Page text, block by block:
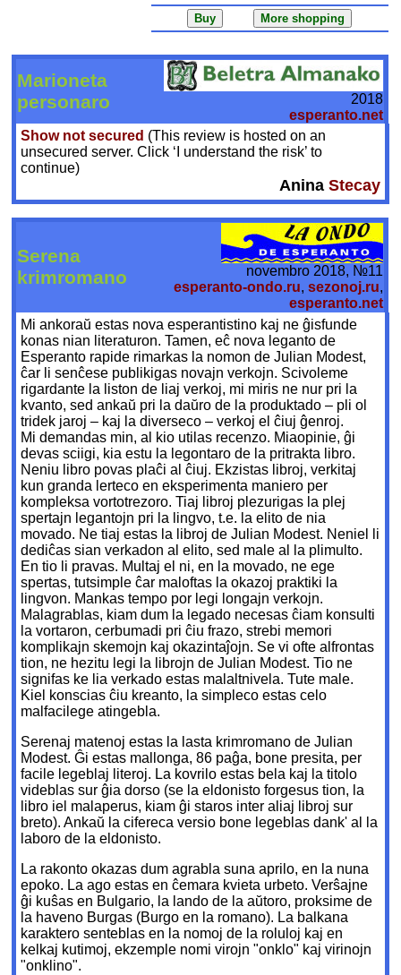
Marioneta
personaro
2018
esperanto.net
Show not secured (This review is hosted on an
unsecured server. Click ‘I understand the risk’ to
continue)
Anina Stecay
Serena
krimromano
novembro 2018, №11
esperanto-ondo.ru,sezonoj.ru,
esperanto.net
Mi ankoraŭ estas nova esperantistino kaj ne ĝisfunde
konas nian literaturon. Tamen, eĉ nova leganto de
Esperanto rapide rimarkas la nomon de Julian Modest,
ĉar li senĉese publikigas novajn verkojn. Scivoleme
rigardante la liston de liaj verkoj, mi miris ne nur pri la
kvanto, sed ankaŭ pri la daŭro de la produktado – pli ol
tridek jaroj – kaj la diverseco – verkoj el ĉiuj ĝenroj.
Mi demandas min, al kio utilas recenzo. Miaopinie, ĝi
devas sciigi, kia estu la legontaro de la pritrakta libro.
Neniu libro povas plaĉi al ĉiuj. Ekzistas libroj, verkitaj
kun granda lerteco en eksperimenta maniero per
kompleksa vortotrezoro. Tiaj libroj plezurigas la plej
spertajn legantojn pri la lingvo, t.e. la elito de nia
movado. Ne tiaj estas la libroj de Julian Modest. Neniel li
dediĉas sian verkadon al elito, sed male al la plimulto.
En tio li pravas. Multaj el ni, en la movado, ne ege
spertas, tutsimple ĉar maloftas la okazoj praktiki la
lingvon. Mankas tempo por legi longajn verkojn.
Malagrablas, kiam dum la legado necesas ĉiam konsulti
la vortaron, cerbumadi pri ĉiu frazo, strebi memori
komplikajn skemojn kaj okazintaĵojn. Se vi ofte alfrontas
tion, ne hezitu legi la librojn de Julian Modest. Tio ne
signifas ke lia verkado estas malaltnivela. Tute male.
Kiel konscias ĉiu kreanto, la simpleco estas celo
malfacilege atingebla.
Serenaj matenoj estas la lasta krimromano de Julian
Modest. Ĝi estas mallonga, 86 paĝa, bone presita, per
facile legeblaj literoj. La kovrilo estas bela kaj la titolo
videblas sur ĝia dorso (se la eldonisto forgesus tion, la
libro iel malaperus, kiam ĝi staros inter aliaj libroj sur
breto). Ankaŭ la cifereca versio bone legeblas dank' al la
laboro de la eldonisto.
La rakonto okazas dum agrabla suna aprilo, en la nuna
epoko. La ago estas en ĉemara kvieta urbeto. Verŝajne
ĝi kuŝas en Bulgario, la lando de la aŭtoro, proksime de
la haveno Burgas (Burgo en la romano). La balkana
karaktero senteblas en la nomoj de la roluloj kaj en
kelkaj kutimoj, ekzemple nomi virojn "onklo" kaj virinojn
"onklino".